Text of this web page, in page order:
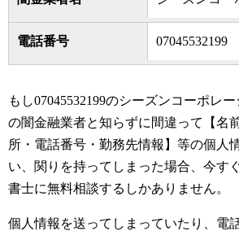
電話番号 07045532199
もし07045532199のシーズンコーポレ
の闇金融業者と知らずに間違って【名
所・電話番号・勤務先情報】等の個人
い、関りを持ってしまった場合、今す
書士に無料相談するしかありません。
個人情報を送ってしまっていたり、電